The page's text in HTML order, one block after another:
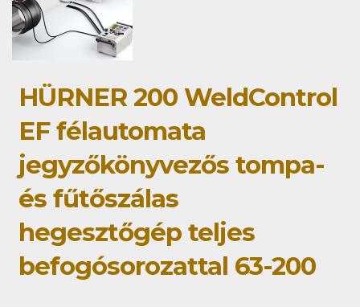
HÜRNER 200 WeldControl
EF félautomata
jegyzőkönyvezős tompa-
és fűtőszálas
hegesztőgép teljes
befogósorozattal 63-200